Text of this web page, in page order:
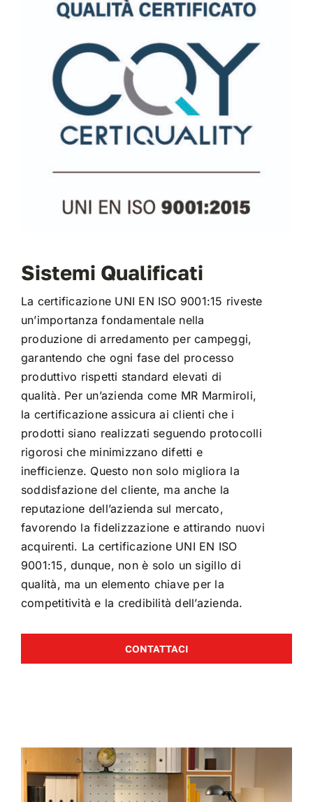
Sistemi Qualificati
La certificazione UNI EN ISO 9001:15 riveste
un’importanza fondamentale nella
produzione di arredamento per campeggi,
garantendo che ogni fase del processo
produttivo rispetti standard elevati di
qualità. Per un’azienda come MR Marmiroli,
la certificazione assicura ai clienti che i
prodotti siano realizzati seguendo protocolli
rigorosi che minimizzano difetti e
inefficienze. Questo non solo migliora la
soddisfazione del cliente, ma anche la
reputazione dell’azienda sul mercato,
favorendo la fidelizzazione e attirando nuovi
acquirenti. La certificazione UNI EN ISO
9001:15, dunque, non è solo un sigillo di
qualità, ma un elemento chiave per la
competitività e la credibilità dell’azienda.
CONTATTACI